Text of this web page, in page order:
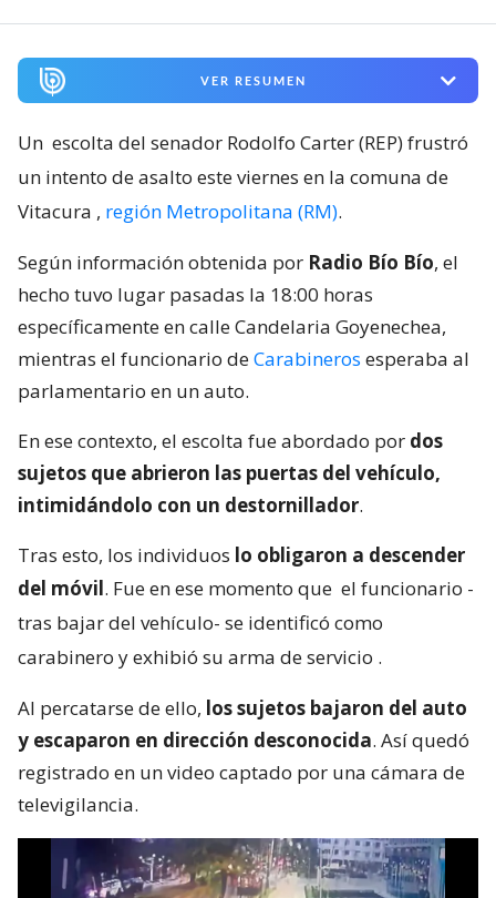
VER RESUMEN
Un escolta del senador Rodolfo Carter (REP) frustró
un intento de asalto este viernes en la comuna de
Vitacura , región Metropolitana (RM).
Según información obtenida por Radio Bío Bío, el
hecho tuvo lugar pasadas la 18:00 horas
específicamente en calle Candelaria Goyenechea,
mientras el funcionario deCarabineros esperaba al
parlamentario en un auto.
En ese contexto, el escolta fue abordado por dos
sujetos que abrieron las puertas del vehículo,
intimidándolo con un destornillador.
Tras esto, los individuos lo obligaron a descender
del móvil. Fue en ese momento que el funcionario -
tras bajar del vehículo- se identificó como
carabinero y exhibió su arma de servicio .
Al percatarse de ello, los sujetos bajaron del auto
y escaparon en dirección desconocida. Así quedó
registrado en un video captado por una cámara de
televigilancia.